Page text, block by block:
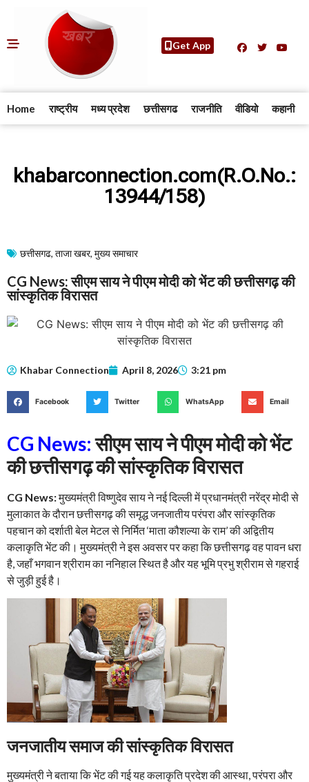
Get App
Home राष्ट्रीय मध्य प्रदेश छत्तीसगढ राजनीति वीडियो कहानी
khabarconnection.com(R.O.No.:
13944/158)
छत्तीसगढ, ताजा खबर, मुख्य समाचार​
CG News: सीएम साय ने पीएम मोदी को भेंट की छत्तीसगढ़ की
सांस्कृतिक विरासत
Khabar Connection April 8, 2026 3:21 pm
Facebook Twitter WhatsApp Email
CG News:सीएम साय ने पीएम मोदी को भेंट
की छत्तीसगढ़ की सांस्कृतिक विरासत
CG News:मुख्यमंत्री विष्णुदेव साय ने नई दिल्ली में प्रधानमंत्री नरेंद्र मोदी से
मुलाकात के दौरान छत्तीसगढ़ की समृद्ध जनजातीय परंपरा और सांस्कृतिक
पहचान को दर्शाती बेल मेटल से निर्मित ‘माता कौशल्या के राम’ की अद्वितीय
कलाकृति भेंट की। मुख्यमंत्री ने इस अवसर पर कहा कि छत्तीसगढ़ वह पावन धरा
है, जहाँ भगवान श्रीराम का ननिहाल स्थित है और यह भूमि प्रभु श्रीराम से गहराई
से जुड़ी हुई है।
जनजातीय समाज की सांस्कृतिक विरासत
मुख्यमंत्री ने बताया कि भेंट की गई यह कलाकृति प्रदेश की आस्था, परंपरा और